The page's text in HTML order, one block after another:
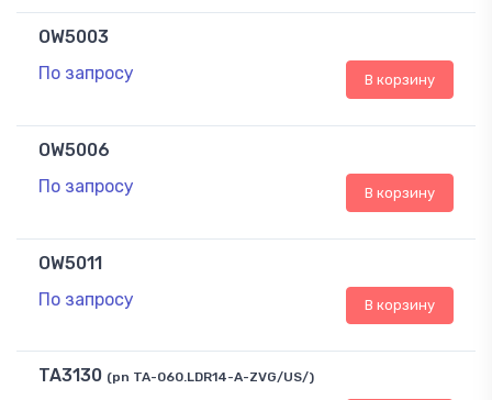
OW5003
По запросу
В корзину
OW5006
По запросу
В корзину
OW5011
По запросу
В корзину
TA3130 (pn TA-060.LDR14-A-ZVG/US/)